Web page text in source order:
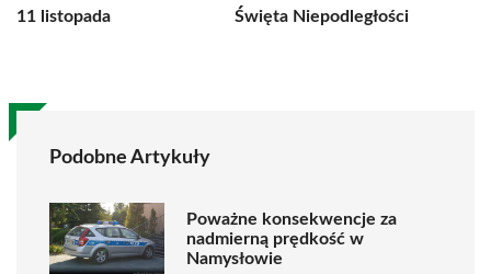
11 listopada
Święta Niepodległości
Podobne Artykuły
Poważne konsekwencje za
nadmierną prędkość w
Namysłowie